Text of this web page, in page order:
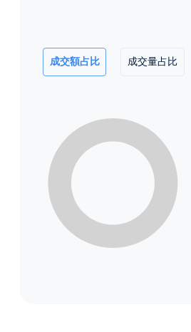
成交額占比 成交量占比